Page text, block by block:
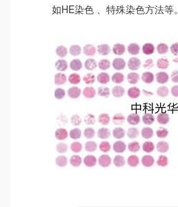
如HE染色 、特殊染色方法等。